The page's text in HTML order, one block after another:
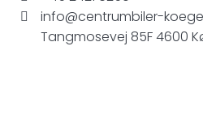
info@centrumbiler-
Tangmosevej 85F 4600